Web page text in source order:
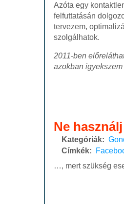
Azóta egy
felfuttatásán
tervezem,
szolgálhatok.
2011-ben
azokban
Ne
Kategóriák:
Címkék:
…, mert szükség